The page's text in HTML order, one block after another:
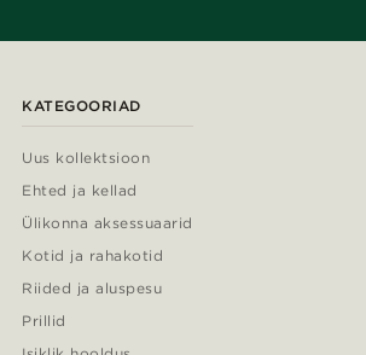
KATEGOORIAD
Uus kollektsioon
Ehted ja kellad
Ülikonna aksessuaarid
Kotid ja rahakotid
Riided ja aluspesu
Prillid